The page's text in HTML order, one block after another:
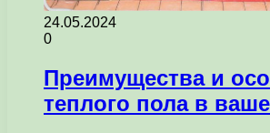
24.05.2024
0
Преимущества и
теплого пола в